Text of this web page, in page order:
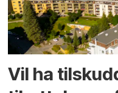
Vil ha